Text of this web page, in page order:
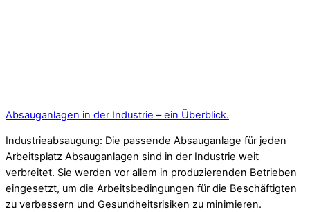
Absauganlagen in der Industrie – ein Überblick.
Industrieabsaugung: Die passende Absauganlage für jeden
Arbeitsplatz Absauganlagen sind in der Industrie weit
verbreitet. Sie werden vor allem in produzierenden Betrieben
eingesetzt, um die Arbeitsbedingungen für die Beschäftigten
zu verbessern und Gesundheitsrisiken zu minimieren.